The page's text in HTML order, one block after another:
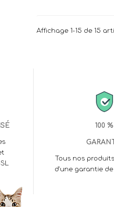
Affichage 1-15 de 15
100 %
Tous nos
d'une garantie